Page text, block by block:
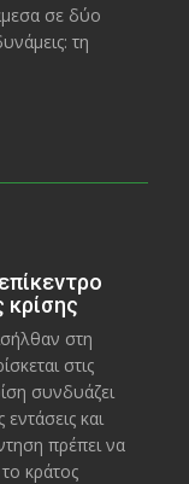
σε δύο
τη
κρίσης
στη
στις
συνδυάζει
και
πρέπει να
κράτος